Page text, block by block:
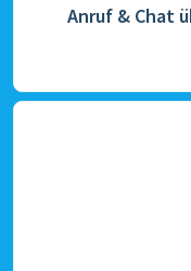
Anruf & Chat